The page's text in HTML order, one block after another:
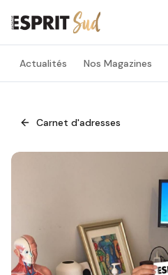
Actualités Nos Magazines
Carnet d'adresses